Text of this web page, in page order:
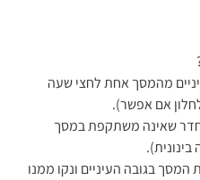
מהמסך אחת לחצי שעה
אם אפשר).
שאינה משתקפת במסך
המסך בגובה העיניים ונקו ממנו